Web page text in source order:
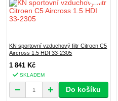
KN sportovní vzduchový filtr Citroen C5
Aircross 1.5 HDI 33-2305
1 841 Kč
SKLADEM
Do košíku